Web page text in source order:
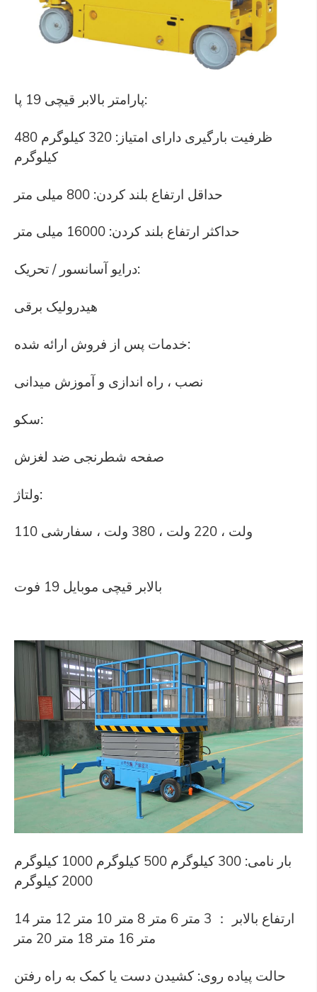
پارامتر بالابر قیچی 19 پا:
ظرفیت بارگیری دارای امتیاز: 320 کیلوگرم 480
کیلوگرم
حداقل ارتفاع بلند کردن: 800 میلی متر
حداکثر ارتفاع بلند کردن: 16000 میلی متر
درایو آسانسور / تحریک:
هیدرولیک برقی
خدمات پس از فروش ارائه شده:
نصب ، راه اندازی و آموزش میدانی
سکو:
صفحه شطرنجی ضد لغزش
ولتاژ:
110 ولت ، 220 ولت ، 380 ولت ، سفارشی
بالابر قیچی موبایل 19 فوت
بار نامی: 300 کیلوگرم 500 کیلوگرم 1000 کیلوگرم
2000 کیلوگرم
ارتفاع بالابر ： 3 متر 6 متر 8 متر 10 متر 12 متر 14
متر 16 متر 18 متر 20 متر
حالت پیاده روی: کشیدن دست یا کمک به راه رفتن